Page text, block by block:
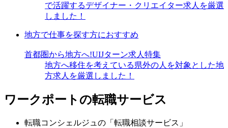
で活躍するデザイナー・クリエイター求人を厳選
しました！
地方で仕事を探す方におすすめ
首都圏から地方へ!UIJターン求人特集
地方へ移住を考えている県外の人を対象とした地
方求人を厳選しました！
ワークポートの転職サービス
転職コンシェルジュの「転職相談サービス」